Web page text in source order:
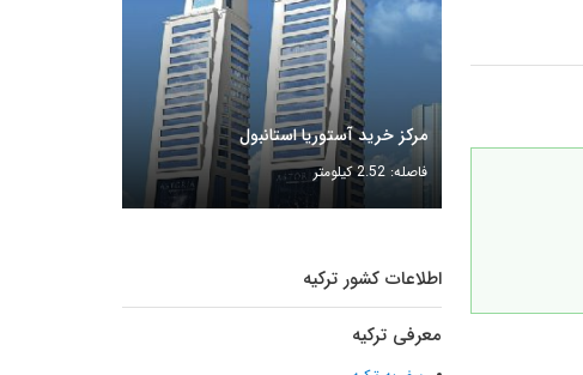
مرکز خرید آستوریا استانبول
فاصله: 2.52 کیلومتر
اطلاعات کشور ترکیه
معرفی ترکیه